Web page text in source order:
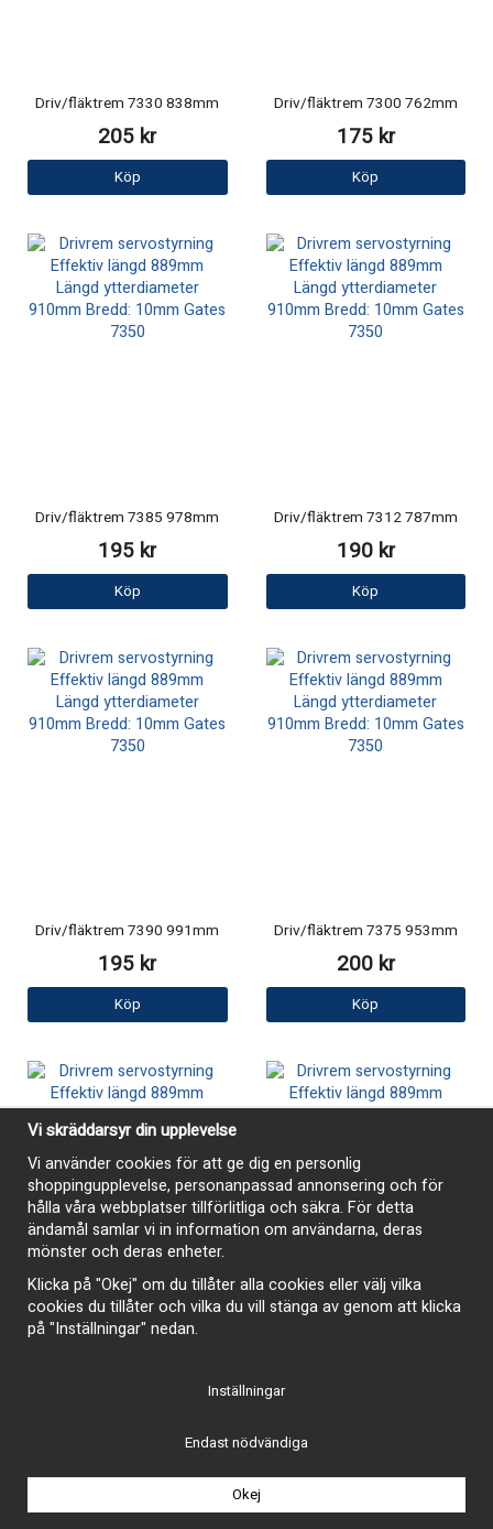
Driv/fläktrem 7330 838mm
205 kr
Köp
Driv/fläktrem 7300 762mm
175 kr
Köp
Driv/fläktrem 7385 978mm
195 kr
Köp
Driv/fläktrem 7312 787mm
190 kr
Köp
Driv/fläktrem 7390 991mm
195 kr
Köp
Driv/fläktrem 7375 953mm
200 kr
Köp
Driv/fläktrem 7370 939mm
Vi skräddarsyr din upplevelse
Vi använder cookies för att ge dig en personlig
shoppingupplevelse, personanpassad annonsering och för
hålla våra webbplatser tillförlitliga och säkra. För detta
ändamål samlar vi in information om användarna, deras
mönster och deras enheter.
Klicka på "Okej" om du tillåter alla cookies eller välj vilka
cookies du tillåter och vilka du vill stänga av genom att klicka
på "Inställningar" nedan.
Inställningar
Endast nödvändiga
Okej